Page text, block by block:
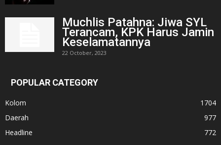
Muchlis Patahna: Jiwa SYL
Terancam, KPK Harus Jamin
Keselamatannya
22 October, 2023
POPULAR CATEGORY
Kolom
1704
Daerah
977
Headline
772